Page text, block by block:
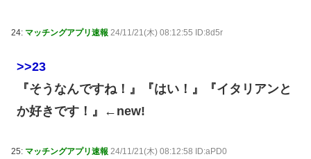
24: マッチングアプリ速報 24/11/21(木) 08:12:55 ID:8d5r
>>23
『そうなんですね！』『はい！』『イタリアンと
か好きです！』←new!
25: マッチングアプリ速報 24/11/21(木) 08:12:58 ID:aPD0